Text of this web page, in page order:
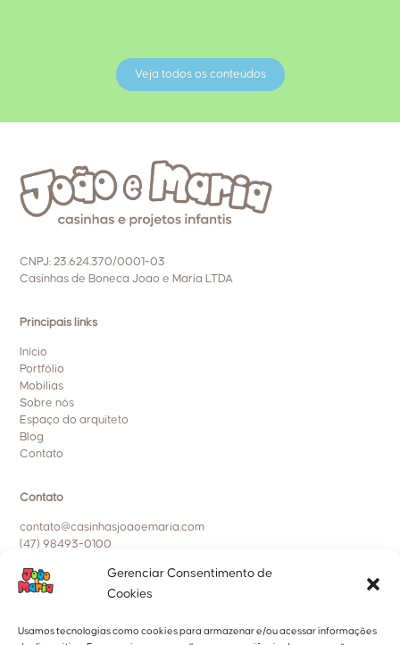
Gerenciar Consentimento de
Cookies
Usamos tecnologias como cookies para armazenar e/ou acessar informações
Veja todos os conteúdos
CNPJ: 23.624.370/0001-03
Casinhas de Boneca Joao e Maria LTDA
Principais links
Início
Portfólio
Mobílias
Sobre nós
Espaço do arquiteto
Blog
Contato
Contato
contato@casinhasjoaoemaria.com
(47) 98493-0100
Políticas da empresa
Política de cookies